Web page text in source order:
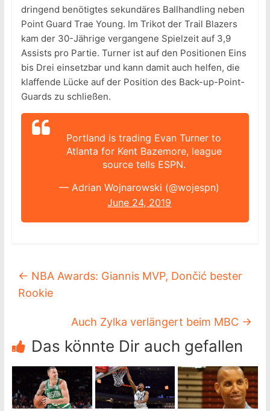
dringend benötigtes sekundäres Ballhandling neben
Point Guard Trae Young. Im Trikot der Trail Blazers
kam der 30-Jährige vergangene Spielzeit auf 3,9
Assists pro Partie. Turner ist auf den Positionen Eins
bis Drei einsetzbar und kann damit auch helfen, die
klaffende Lücke auf der Position des Back-up-Point-
Guards zu schließen.
Portland is trading Evan Turner to
Atlanta for Kent Bazemore, league
source tells ESPN.
— Adrian Wojnarowski (@wojespn)
June 24, 2019
← NBA Awards: Giannis MVP, Dončić bester
Rookie
Auch Zylka verlängert beim MBC →
Das könnte Dir auch gefallen